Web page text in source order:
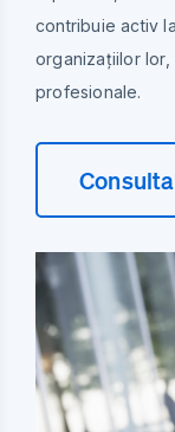
contribuie activ
organizațiilor lor,
profesionale.